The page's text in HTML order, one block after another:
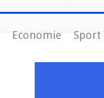
Economie Sport